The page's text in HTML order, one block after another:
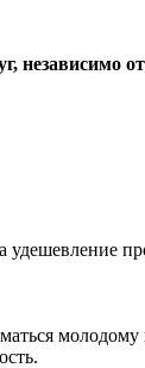
независимо
удешевление